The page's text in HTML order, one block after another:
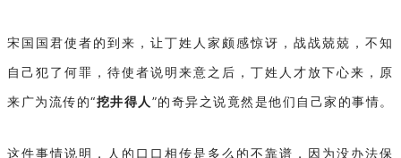
宋国国君使者的到来，让丁姓人家颇感惊讶，战战兢兢，不知
自己犯了何罪，待使者说明来意之后，丁姓人才放下心来，原
来广为流传的“挖井得人 ”的奇异之说竟然是他们自己家的事情。
这件事情说明，人的口口相传是多么的不靠谱，因为没办法保